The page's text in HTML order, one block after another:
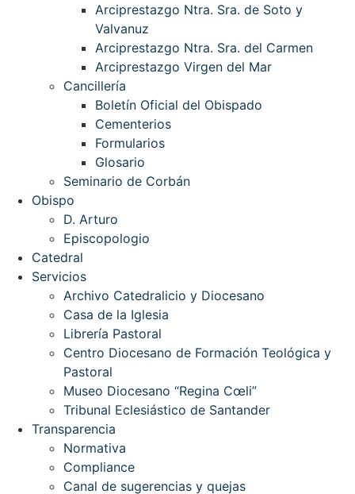
Arciprestazgo Ntra. Sra. de Soto y
Valvanuz
Arciprestazgo Ntra. Sra. del Carmen
Arciprestazgo Virgen del Mar
Cancillería
Boletín Oficial del Obispado
Cementerios
Formularios
Glosario
Seminario de Corbán
Obispo
D. Arturo
Episcopologio
Catedral
Servicios
Archivo Catedralicio y Diocesano
Casa de la Iglesia
Librería Pastoral
Centro Diocesano de Formación Teológica y
Pastoral
Museo Diocesano “Regina Cœli”
Tribunal Eclesiástico de Santander
Transparencia
Normativa
Compliance
Canal de sugerencias y quejas